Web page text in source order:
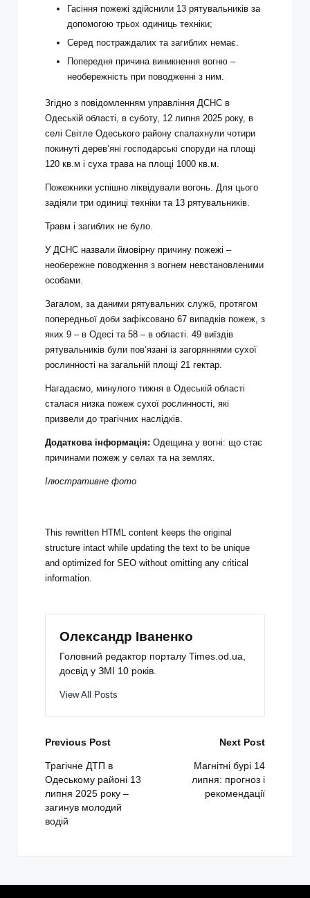
Гасіння пожежі здійснили 13 рятувальників за
допомогою трьох одиниць техніки;
Серед постраждалих та загиблих немає.
Попередня причина виникнення вогню –
необережність при поводженні з ним.
Згідно з повідомленням управління ДСНС в
Одеській області, в суботу, 12 липня 2025 року, в
селі Світле Одеського району спалахнули чотири
покинуті дерев’яні господарські споруди на площі
120 кв.м і суха трава на площі 1000 кв.м.
Пожежники успішно ліквідували вогонь. Для цього
задіяли три одиниці техніки та 13 рятувальників.
Травм і загиблих не було.
У ДСНС назвали ймовірну причину пожежі –
необережне поводження з вогнем невстановленими
особами.
Загалом, за даними рятувальних служб, протягом
попередньої доби зафіксовано 67 випадків пожеж, з
яких 9 – в Одесі та 58 – в області. 49 виїздів
рятувальників були пов’язані із загоряннями сухої
рослинності на загальній площі 21 гектар.
Нагадаємо, минулого тижня в Одеській області
сталася низка пожеж сухої рослинності, які
призвели до трагічних наслідків.
Додаткова інформація: Одещина у вогні: що стає
причинами пожеж у селах та на землях.
Ілюстративне фото
This rewritten HTML content keeps the original
structure intact while updating the text to be unique
and optimized for SEO without omitting any critical
information.
Олександр Іваненко
Головний редактор порталу Times.od.ua,
досвід у ЗМІ 10 років.
View All Posts
Post
navigation
Previous Post
Трагічне ДТП в
Одеському районі 13
липня 2025 року –
загинув молодий
водій
Next Post
Магнітні бурі 14
липня: прогноз і
рекомендації